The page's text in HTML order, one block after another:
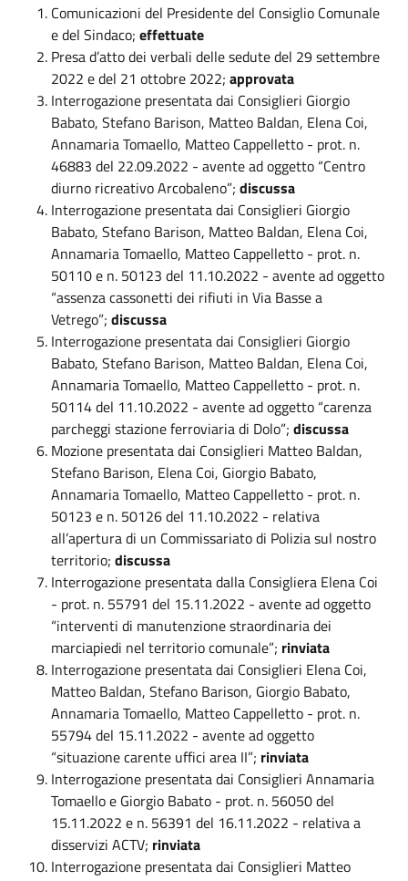
Comunicazioni del Presidente del Consiglio Comunale
e del Sindaco; effettuate
Presa d’atto dei verbali delle sedute del 29 settembre
2022 e del 21 ottobre 2022; approvata
Interrogazione presentata dai Consiglieri Giorgio
Babato, Stefano Barison, Matteo Baldan, Elena Coi,
Annamaria Tomaello, Matteo Cappelletto - prot. n.
46883 del 22.09.2022 - avente ad oggetto “Centro
diurno ricreativo Arcobaleno”; discussa
Interrogazione presentata dai Consiglieri Giorgio
Babato, Stefano Barison, Matteo Baldan, Elena Coi,
Annamaria Tomaello, Matteo Cappelletto - prot. n.
50110 e n. 50123 del 11.10.2022 - avente ad oggetto
“assenza cassonetti dei rifiuti in Via Basse a
Vetrego”; discussa
Interrogazione presentata dai Consiglieri Giorgio
Babato, Stefano Barison, Matteo Baldan, Elena Coi,
Annamaria Tomaello, Matteo Cappelletto - prot. n.
50114 del 11.10.2022 - avente ad oggetto “carenza
parcheggi stazione ferroviaria di Dolo”; discussa
Mozione presentata dai Consiglieri Matteo Baldan,
Stefano Barison, Elena Coi, Giorgio Babato,
Annamaria Tomaello, Matteo Cappelletto - prot. n.
50123 e n. 50126 del 11.10.2022 - relativa
all’apertura di un Commissariato di Polizia sul nostro
territorio; discussa
Interrogazione presentata dalla Consigliera Elena Coi
- prot. n. 55791 del 15.11.2022 - avente ad oggetto
“interventi di manutenzione straordinaria dei
marciapiedi nel territorio comunale”; rinviata
Interrogazione presentata dai Consiglieri Elena Coi,
Matteo Baldan, Stefano Barison, Giorgio Babato,
Annamaria Tomaello, Matteo Cappelletto - prot. n.
55794 del 15.11.2022 - avente ad oggetto
“situazione carente uffici area II”; rinviata
Interrogazione presentata dai Consiglieri Annamaria
Tomaello e Giorgio Babato - prot. n. 56050 del
15.11.2022 e n. 56391 del 16.11.2022 - relativa a
disservizi ACTV; rinviata
Interrogazione presentata dai Consiglieri Matteo